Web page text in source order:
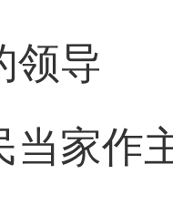
领导
当家作